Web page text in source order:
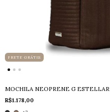
FRETE GRÁTIS
MOCHILA NEOPRENE G ESTELLAR
R$1.178,00